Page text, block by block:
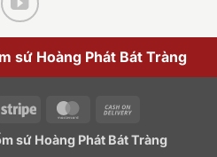
sứ Hoàng Phát Bát Tràng
Stripe MasterCard
Delivery
sứ Hoàng Phát Bát Tràng